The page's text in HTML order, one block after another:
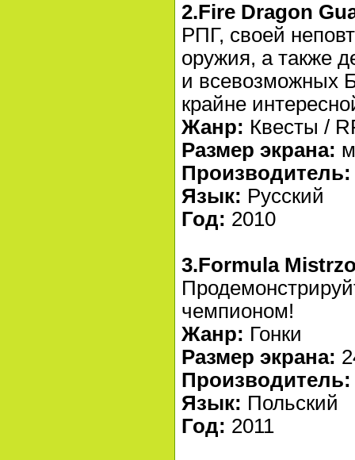
2.Fire Dragon
РПГ, своей
оружия, а также
и всевозможных
крайне
Жанр: Квесты /
Размер экрана:
Производитель:
Язык: Русский
Год: 2010
3.Formula
чемпионом!
Жанр: Гонки
Размер экрана:
Производитель:
Язык: Польский
Год: 2011